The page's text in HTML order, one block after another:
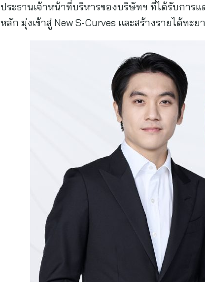
ประธานเจ้าหน้าที่บริหารของบริษัทฯ ที่ได้รับการ
หลัก มุ่งเข้าสู่ New S-Curves และสร้างรายได้ท